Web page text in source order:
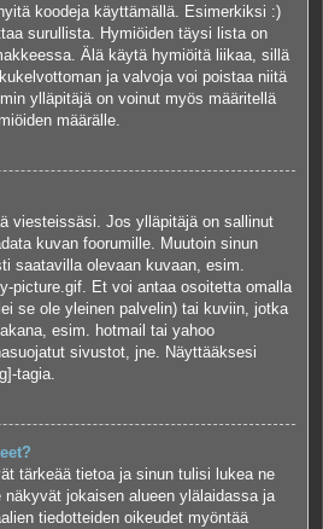
koodeja käyttämällä. Esimerkiksi :)
surullista. Hymiöiden täysi lista on
Älä käytä hymiöitä liikaa, sillä
ja valvoja voi poistaa niitä
ylläpitäjä on voinut myös määritellä
määrälle.
viesteissäsi. Jos ylläpitäjä on sallinut
kuvan foorumille. Muutoin sinun
saatavilla olevaan kuvaan, esim.
picture.gif. Et voi antaa osoitetta omalla
se ole yleinen palvelin) tai kuviin, jotka
esim. hotmail tai yahoo
sivustot, jne. Näyttääksesi
tagia.
tärkeää tietoa ja sinun tulisi lukea ne
jokaisen alueen ylälaidassa ja
tiedotteiden oikeudet myöntää